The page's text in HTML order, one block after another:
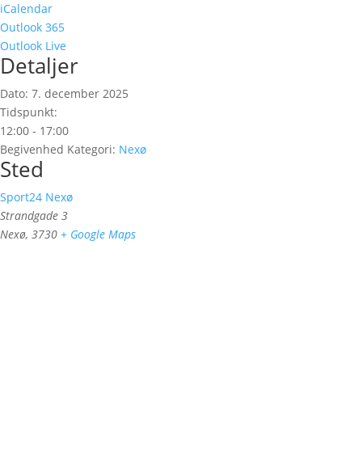
iCalendar
Outlook 365
Outlook Live
Detaljer
Dato: 7. december 2025
Tidspunkt:
12:00 - 17:00
Begivenhed Kategori: Nexø
Sted
Sport24 Nexø
Strandgade 3
Nexø, 3730 + Google Maps